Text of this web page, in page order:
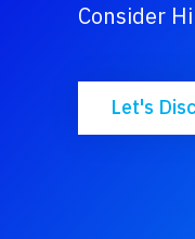
Consider
Let's